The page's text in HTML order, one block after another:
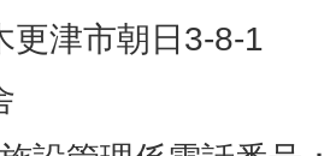
更津市朝日3-8-1